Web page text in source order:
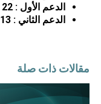
الدعم الأول :22
الدعم الثاني :13
مقالات ذات صلة